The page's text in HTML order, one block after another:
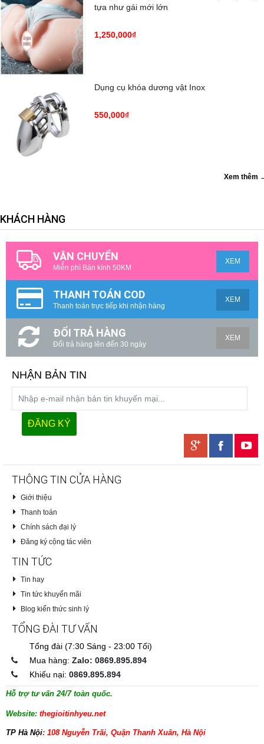
tựa như gái mới lớn
1,250,000₫
Dụng cụ khóa dương vật Inox
550,000₫
Xem thêm
KHÁCH HÀNG
VẬN CHUYỂN
Miễn phí Bán kính 50KM
XEM
THANH TOÁN COD
Thanh toán trực tiếp khi nhận hàng
XEM
ĐỔI TRẢ HÀNG
Đổi trả hàng lên đến 30 ngày
XEM
NHẬN BẢN TIN
THÔNG TIN CỬA HÀNG
Giới thiệu
Thanh toán
Chính sách đại lý
Đăng ký cộng tác viên
TIN TỨC
Tin hay
Tin tức khuyến mãi
Blog kiến thức sinh lý
TỔNG ĐÀI TƯ VẤN
Tổng đài (7:30 Sáng - 23:00 Tối)
Mua hàng: Zalo: 0869.895.894
Khiếu nại: 0869.895.894
Hỗ trợ tư vấn 24/7 toàn quốc.
Website: thegioitinhyeu.net
TP Hà Nội: 108 Nguyễn Trãi, Quận Thanh Xuân, Hà Nội